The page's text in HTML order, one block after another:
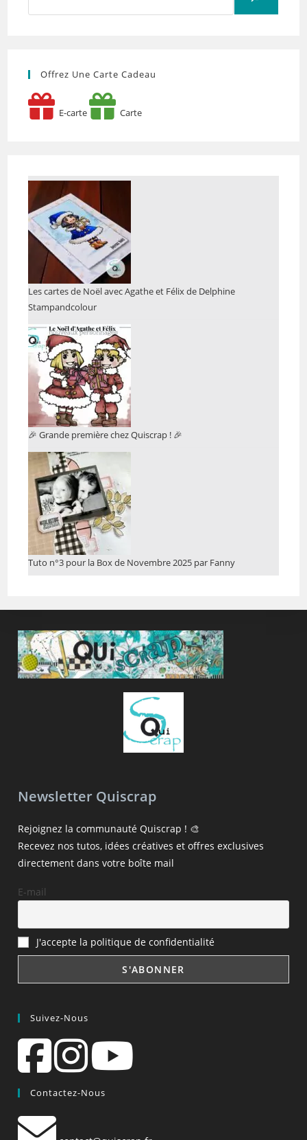
Offrez Une Carte Cadeau
E-carte Carte
Les cartes de Noël avec Agathe et Félix de Delphine
Stampandcolour
🎉 Grande première chez Quiscrap ! 🎉
Tuto n°3 pour la Box de Novembre 2025 par Fanny
Newsletter Quiscrap
Rejoignez la communauté Quiscrap ! 🎨
Recevez nos tutos, idées créatives et offres exclusives
directement dans votre boîte mail
E-mail
J'accepte la politique de confidentialité
Suivez-Nous
Contactez-Nous